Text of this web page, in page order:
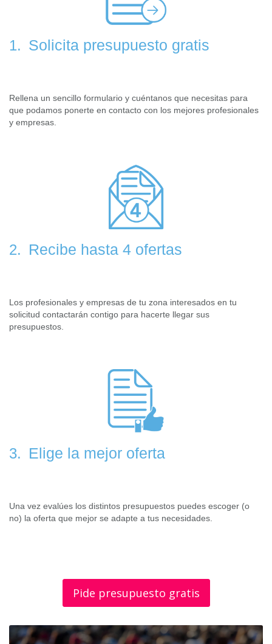
1. Solicita presupuesto gratis
Rellena un sencillo formulario y cuéntanos que necesitas para
que podamos ponerte en contacto con los mejores profesionales
y empresas.
2. Recibe hasta 4 ofertas
Los profesionales y empresas de tu zona interesados en tu
solicitud contactarán contigo para hacerte llegar sus
presupuestos.
3. Elige la mejor oferta
Una vez evalúes los distintos presupuestos puedes escoger (o
no) la oferta que mejor se adapte a tus necesidades.
Pide presupuesto gratis